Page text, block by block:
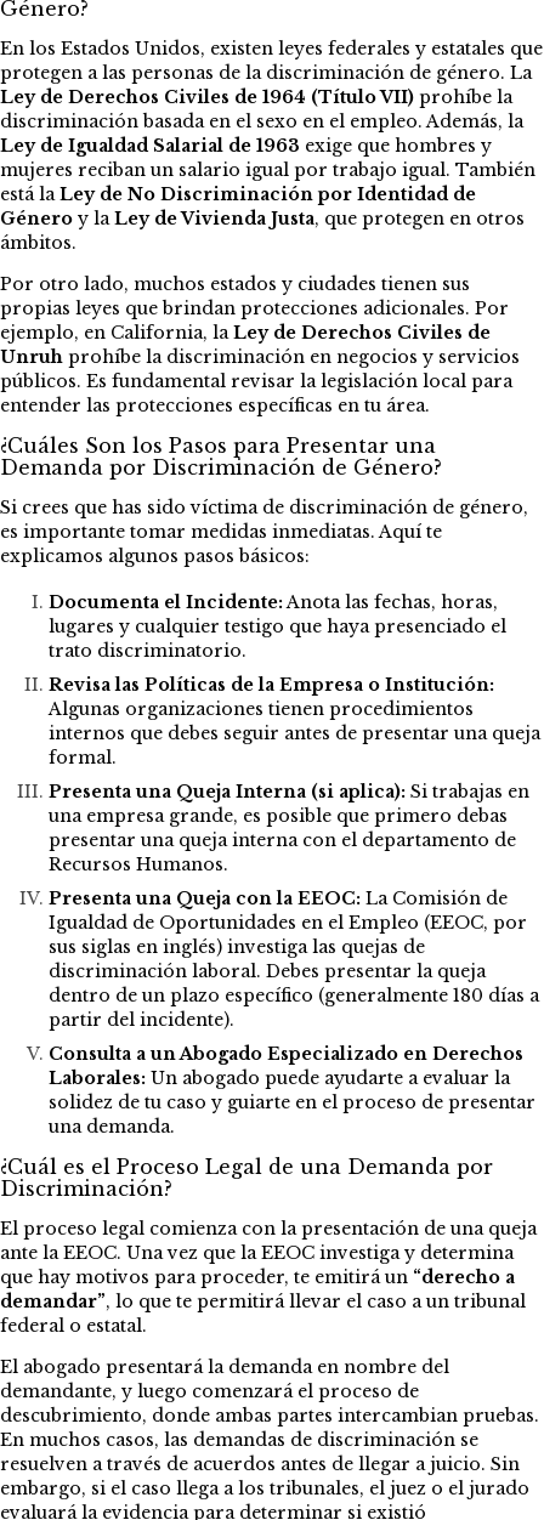
Género?
En los Estados Unidos, existen leyes federales y estatales que
protegen a las personas de la discriminación de género. La
Ley de Derechos Civiles de 1964 (Título VII) prohíbe la
discriminación basada en el sexo en el empleo. Además, la
Ley de Igualdad Salarial de 1963 exige que hombres y
mujeres reciban un salario igual por trabajo igual. También
está laLey de No Discriminación por Identidad de
Género y laLey de Vivienda Justa, que protegen en otros
ámbitos.
Por otro lado, muchos estados y ciudades tienen sus
propias leyes que brindan protecciones adicionales. Por
ejemplo, en California, laLey de Derechos Civiles de
Unruh prohíbe la discriminación en negocios y servicios
públicos. Es fundamental revisar la legislación local para
entender las protecciones específicas en tu área.
¿Cuáles Son los Pasos para Presentar una
Demanda por Discriminación de Género?
Si crees que has sido víctima de discriminación de género,
es importante tomar medidas inmediatas. Aquí te
explicamos algunos pasos básicos:
Documenta el Incidente:Anota las fechas, horas,
lugares y cualquier testigo que haya presenciado el
trato discriminatorio.
Revisa las Políticas de la Empresa o Institución:
Algunas organizaciones tienen procedimientos
internos que debes seguir antes de presentar una queja
formal.
Presenta una Queja Interna (si aplica): Si trabajas en
una empresa grande, es posible que primero debas
presentar una queja interna con el departamento de
Recursos Humanos.
Presenta una Queja con la EEOC: La Comisión de
Igualdad de Oportunidades en el Empleo (EEOC, por
sus siglas en inglés) investiga las quejas de
discriminación laboral. Debes presentar la queja
dentro de un plazo específico (generalmente 180 días a
partir del incidente).
Consulta a un Abogado Especializado en Derechos
Laborales: Un abogado puede ayudarte a evaluar la
solidez de tu caso y guiarte en el proceso de presentar
una demanda.
¿Cuál es el Proceso Legal de una Demanda por
Discriminación?
El proceso legal comienza con la presentación de una queja
ante la EEOC. Una vez que la EEOC investiga y determina
que hay motivos para proceder, te emitirá un “derecho a
demandar”, lo que te permitirá llevar el caso a un tribunal
federal o estatal.
El abogado presentará la demanda en nombre del
demandante, y luego comenzará el proceso de
descubrimiento, donde ambas partes intercambian pruebas.
En muchos casos, las demandas de discriminación se
resuelven a través de acuerdos antes de llegar a juicio. Sin
embargo, si el caso llega a los tribunales, el juez o el jurado
evaluará la evidencia para determinar si existió